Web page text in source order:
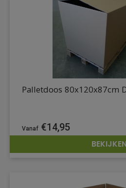
Palletdoos 80x120x87cm
€14,95